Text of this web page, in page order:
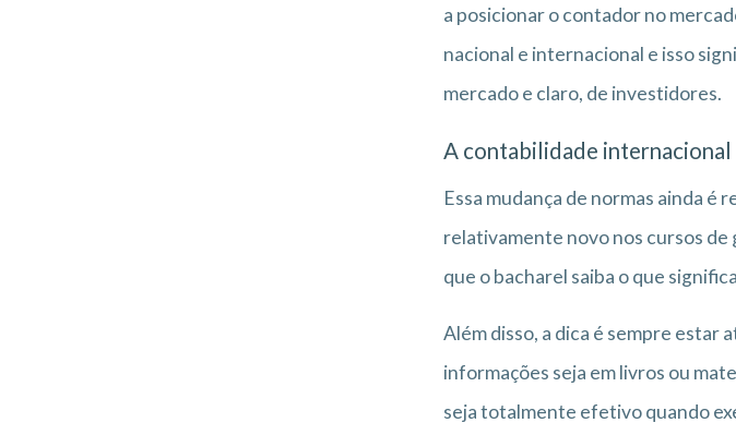
a posicionar o contador no
nacional e internacional e isso
mercado e claro, de investidores.
A contabilidade internacional
Essa mudança de normas ainda
relativamente novo nos cursos de
que o bacharel saiba o que
Além disso, a dica é sempre estar
informações seja em livros ou
seja totalmente efetivo quando